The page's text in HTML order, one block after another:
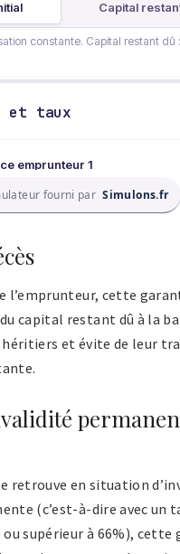
fourni par Simulons.fr
l’emprunteur, cette
capital restant dû à la
et évite de leur
retrouve en situation
(c’est-à-dire avec un
ou supérieur à 66%), cette